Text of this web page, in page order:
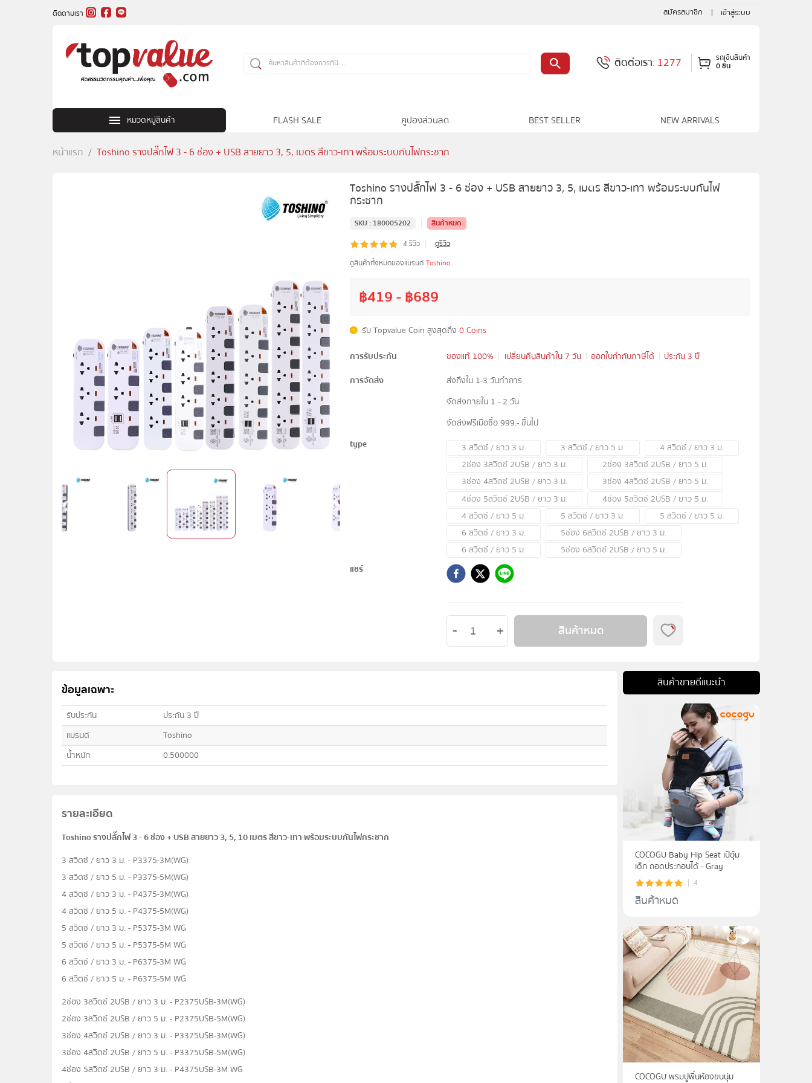
ติดตามเรา สมัครสมาชิก เข้าสู่ระบบ
หมวดหมู่สินค้า FLASH SALE คูปองส่วนลด BEST SELLER NEW ARRIVALS
ติดต่อเรา:1277 รถเข็นสินค้า
0 ชิ้น
หน้าแรก Toshino รางปลั๊กไฟ 3 - 6 ช่อง + USB สายยาว 3, 5, เมตร สีขาว-เทา พร้อมระบบกันไฟกระชาก
Toshino รางปลั๊กไฟ 3 - 6 ช่อง + USB สายยาว 3, 5, เมตร สีขาว-เทา พร้อมระบบกันไฟ
กระชาก
SKU : 180005202 |
สินค้าหมด
4รีวิว |
ดูรีวิว
ดูสินค้าทั้งหมดของแบรนด์ Toshino
฿419- ฿689
รับ Topvalue Coin สูงสุดถึง 0 Coins
การรับประกัน
ของแท้ 100% เปลี่ยนคืนสินค้าใน 7 วัน ออกใบกำกับภาษีได้
ประกัน 3 ปี
การจัดส่ง
ส่งถึงใน 1-3 วันทำการ
จัดส่งภายใน 1 - 2 วัน
จัดส่งฟรีเมื่อซื้อ 999.- ขึ้นไป
type
3 สวิตซ์ / ยาว 3 ม. 3 สวิตซ์ / ยาว 5 ม.
4 สวิตซ์ / ยาว 3 ม.
2ช่อง 3สวิตซ์ 2USB / ยาว 3 ม.
2ช่อง 3สวิตซ์ 2USB / ยาว 5 ม.
3ช่อง 4สวิตซ์ 2USB / ยาว 3 ม.
3ช่อง 4สวิตซ์ 2USB / ยาว 5 ม.
4ช่อง 5สวิตซ์ 2USB / ยาว 3 ม.
4ช่อง 5สวิตซ์ 2USB / ยาว 5 ม.
4 สวิตซ์ / ยาว 5 ม.
5 สวิตซ์ / ยาว 3 ม.
5 สวิตซ์ / ยาว 5 ม.
6 สวิตซ์ / ยาว 3 ม.
5ช่อง 6สวิตซ์ 2USB / ยาว 3 ม.
6 สวิตซ์ / ยาว 5 ม.
5ช่อง 6สวิตซ์ 2USB / ยาว 5 ม.
แชร์
สินค้าหมด
ข้อมูลเฉพาะ
รับประกัน
ประกัน 3 ปี
แบรนด์
Toshino
น้ำหนัก
0.500000
รายละเอียด
Toshino รางปลั๊กไฟ 3 - 6 ช่อง + USB สายยาว 3, 5, 10 เมตร สีขาว-เทา พร้อมระบบกันไฟกระชาก
3 สวิตซ์ / ยาว 3 ม. - P3375-3M(WG)
3 สวิตซ์ / ยาว 5 ม. - P3375-5M(WG)
4 สวิตซ์ / ยาว 3 ม. - P4375-3M(WG)
4 สวิตซ์ / ยาว 5 ม. - P4375-5M(WG)
5 สวิตซ์ / ยาว 3 ม. - P5375-3M WG
5 สวิตซ์ / ยาว 5 ม. - P5375-5M WG
6 สวิตซ์ / ยาว 3 ม. - P6375-3M WG
6 สวิตซ์ / ยาว 5 ม. - P6375-5M WG
2ช่อง 3สวิตซ์ 2USB / ยาว 3 ม. - P2375USB-3M(WG)
2ช่อง 3สวิตซ์ 2USB / ยาว 5 ม. - P2375USB-5M(WG)
3ช่อง 4สวิตซ์ 2USB / ยาว 3 ม. - P3375USB-3M(WG)
3ช่อง 4สวิตซ์ 2USB / ยาว 5 ม. - P3375USB-5M(WG)
4ช่อง 5สวิตซ์ 2USB / ยาว 3 ม. - P4375USB-3M WG
สินค้าขายดีแนะนำ
COCOGU Baby Hip Seat เป้อุ้ม
เด็ก ถอดประกอบได้ - Gray
4
สินค้าหมด
COCOGU พรมปูพื้นห้องขนนุ่ม